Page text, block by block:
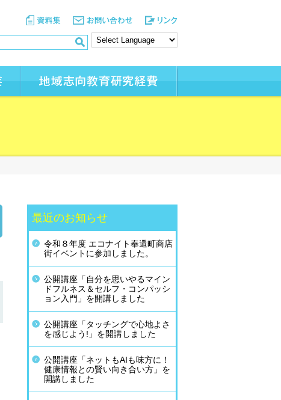
最近のお知らせ
令和８年度 エコナイト奉還町商店
街イベントに参加しました。
公開講座「自分を思いやるマイン
ドフルネス＆セルフ・コンパッシ
ョン入門」を開講しました
公開講座「タッチングで心地よさ
を感じよう!」を開講しました
公開講座「ネットもAIも味方に！
健康情報との賢い向き合い方」を
開講しました